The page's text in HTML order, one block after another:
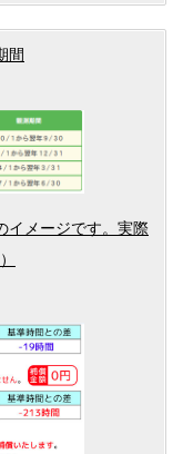
間
イメージです。実際